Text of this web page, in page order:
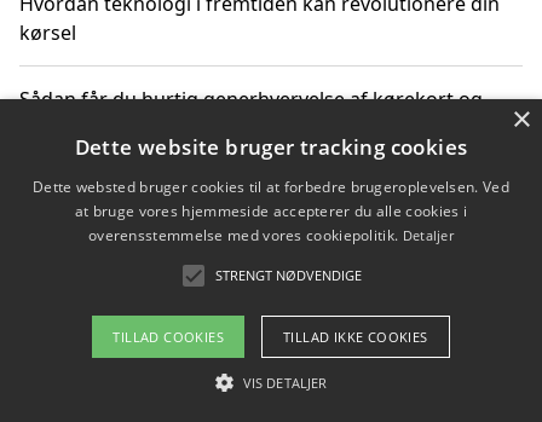
kørsel
Sådan får du hurtig generhvervelse af kørekort og
Sådan lærer du miljørigtig kørsel hos en køreskole i
Gentofte
Copyright 2026 - Pilanto Aps
Om / kontakt
×
Dette website bruger tracking cookies
Dette websted bruger cookies til at forbedre brugeroplevelsen. Ved
at bruge vores hjemmeside accepterer du alle cookies i
overensstemmelse med vores cookiepolitik. Detaljer
STRENGT NØDVENDIGE
TILLAD COOKIES TILLAD IKKE COOKIES
VIS DETALJER